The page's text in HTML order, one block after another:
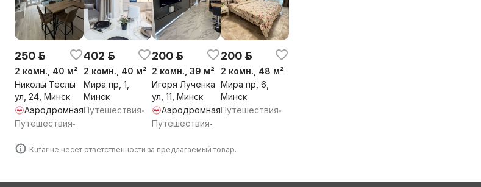
250 р.
2 комн., 40 м²
Николы Теслы
ул, 24, Минск
Аэродромная
Путешествия•
402 р.
2 комн., 40 м²
Мира пр, 1,
Минск
Путешествия•
200 р.
2 комн., 39 м²
Игоря Лученка
ул, 11, Минск
Аэродромная
Путешествия•
200 р.
2 комн., 48 м²
Мира пр, 6,
Минск
Путешествия•
Kufar не несет ответственности за предлагаемый товар.